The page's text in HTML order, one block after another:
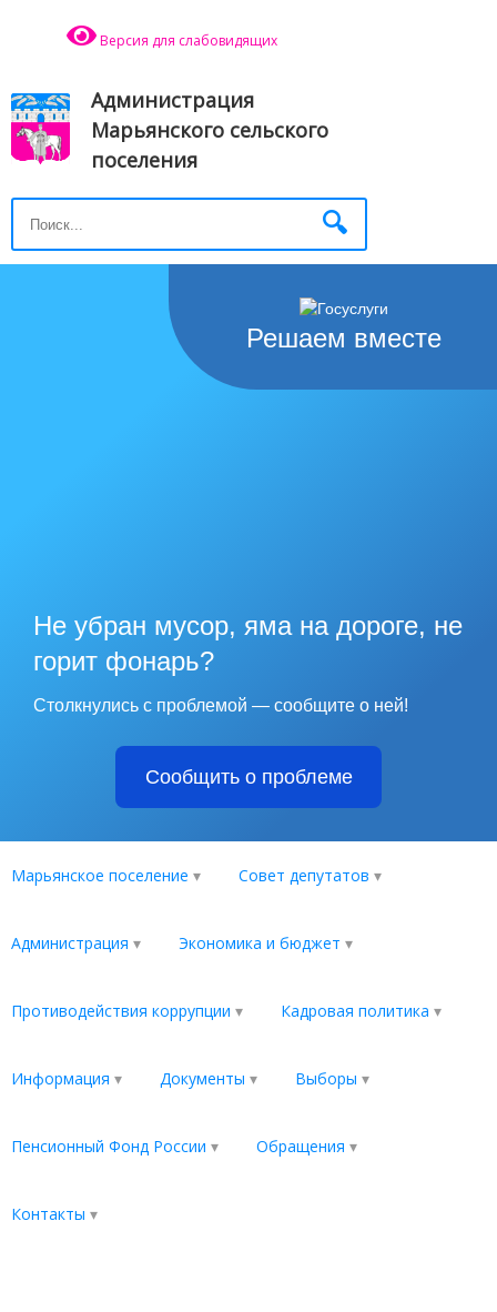
Версия для слабовидящих
Администрация
Марьянского сельского
поселения
Решаем вместе
Не убран мусор, яма на дороге, не
горит фонарь?
Столкнулись с проблемой — сообщите о ней!
Сообщить о проблеме
Марьянское поселение Совет депутатов
Администрация Экономика и бюджет
Противодействия коррупции Кадровая политика
Информация Документы Выборы
Пенсионный Фонд России Обращения
Контакты